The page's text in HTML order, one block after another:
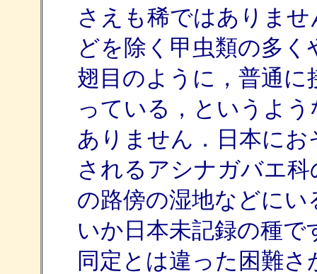
さえも稀ではありま
どを除く甲虫類の多
翅目のように，普通
っている，というよ
ありません．日本に
されるアシナガバエ
の路傍の湿地などに
いか日本未記録の種
同定とは違った困難